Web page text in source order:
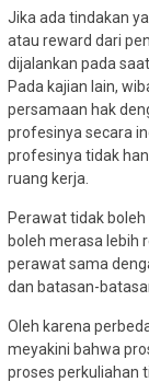
Jika ada tindakan
atau reward dari
dijalankan pada
Pada kajian lain,
persamaan hak
profesinya secara
profesinya tidak
ruang kerja.
Perawat tidak
boleh merasa lebih
perawat sama
dan batasan-
Oleh karena
meyakini bahwa
proses perkuliahan